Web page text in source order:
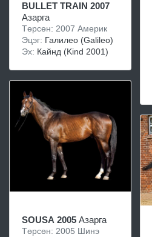
BULLET TRAIN 2007
Азарга
Төрсөн: 2007 Америк
Эцэг: Галилео (Galileo)
Эх: Кайнд (Kind 2001)
SOUSA 2005 Азарга
Төрсөн: 2005 Шинэ